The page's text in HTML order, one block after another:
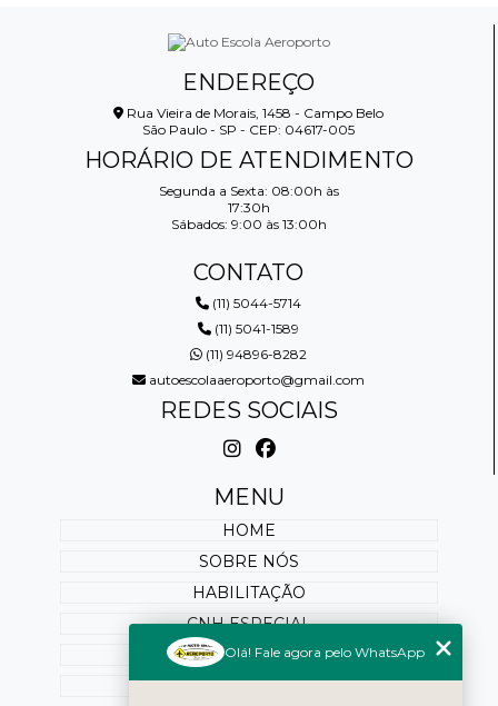
ENDEREÇO
Rua Vieira de Morais, 1458 - Campo Belo
São Paulo - SP - CEP: 04617-005
HORÁRIO DE ATENDIMENTO
Segunda a Sexta: 08:00h às
17:30h
Sábados: 9:00 às 13:00h
CONTATO
(11) 5044-5714
(11) 5041-1589
(11) 94896-8282
autoescolaaeroporto@gmail.com
REDES SOCIAIS
MENU
HOME
SOBRE NÓS
HABILITAÇÃO
CNH ESPECIAL
REABILITAÇÃO
PONTUAÇÃO
Olá! Fale agora pelo WhatsApp